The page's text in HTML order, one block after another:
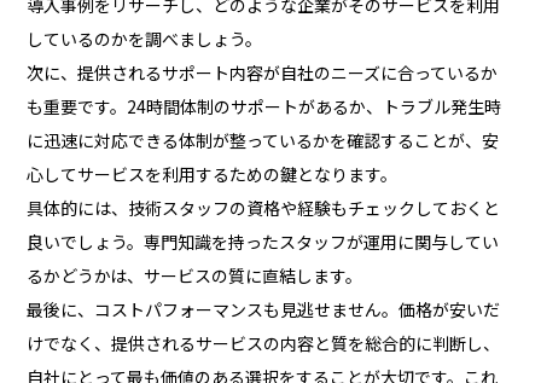
しているのかを調べましょう。
次に、提供されるサポート内容が自社のニーズに合っているか
も重要です。24時間体制のサポートがあるか、トラブル発生時
に迅速に対応できる体制が整っているかを確認することが、安
心してサービスを利用するための鍵となります。
具体的には、技術スタッフの資格や経験もチェックしておくと
良いでしょう。専門知識を持ったスタッフが運用に関与してい
るかどうかは、サービスの質に直結します。
最後に、コストパフォーマンスも見逃せません。価格が安いだ
けでなく、提供されるサービスの内容と質を総合的に判断し、
自社にとって最も価値のある選択をすることが大切です。これ